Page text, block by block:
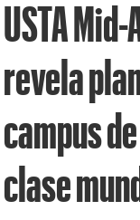
USTA
revela
campus
clase